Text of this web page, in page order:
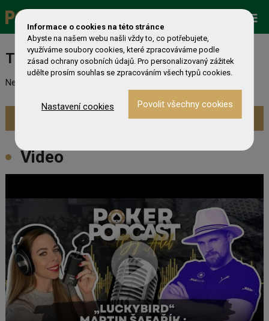
Turnaj nebyl nalezen
Nebyl nalezen odpovídající turnaj. Prevděpodobně již skončil.
Zobrazit aktuální turnaje »
Video
Informace o cookies na této stránce
Abyste na našem webu našli vždy to, co potřebujete,
využíváme soubory cookies, které zpracováváme podle
zásad ochrany osobních údajů. Pro personalizovaný zážitek
udělte prosím souhlas se zpracováním všech typů cookies.
Nastavení cookies